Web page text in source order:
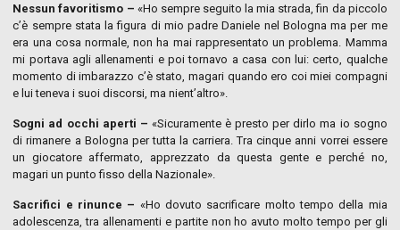
Nessun favoritismo – «Ho sempre seguito la mia strada, fin da piccolo
c’è sempre stata la figura di mio padre Daniele nel Bologna ma per me
era una cosa normale, non ha mai rappresentato un problema. Mamma
mi portava agli allenamenti e poi tornavo a casa con lui: certo, qualche
momento di imbarazzo c’è stato, magari quando ero coi miei compagni
e lui teneva i suoi discorsi, ma nient’altro».
Sogni ad occhi aperti – «Sicuramente è presto per dirlo ma io sogno
di rimanere a Bologna per tutta la carriera. Tra cinque anni vorrei essere
un giocatore affermato, apprezzato da questa gente e perché no,
magari un punto fisso della Nazionale».
Sacrifici e rinunce – «Ho dovuto sacrificare molto tempo della mia
adolescenza, tra allenamenti e partite non ho avuto molto tempo per gli